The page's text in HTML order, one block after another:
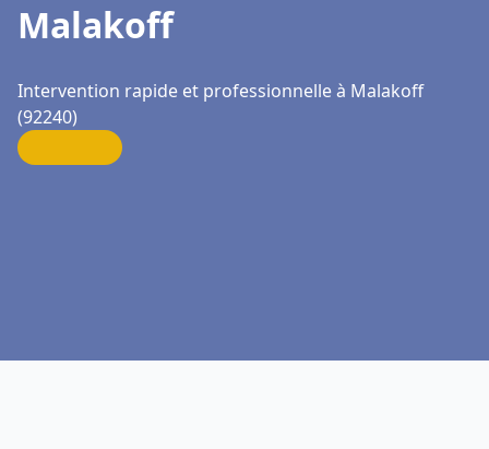
Malakoff
Intervention rapide et professionnelle à Malakoff
(92240)